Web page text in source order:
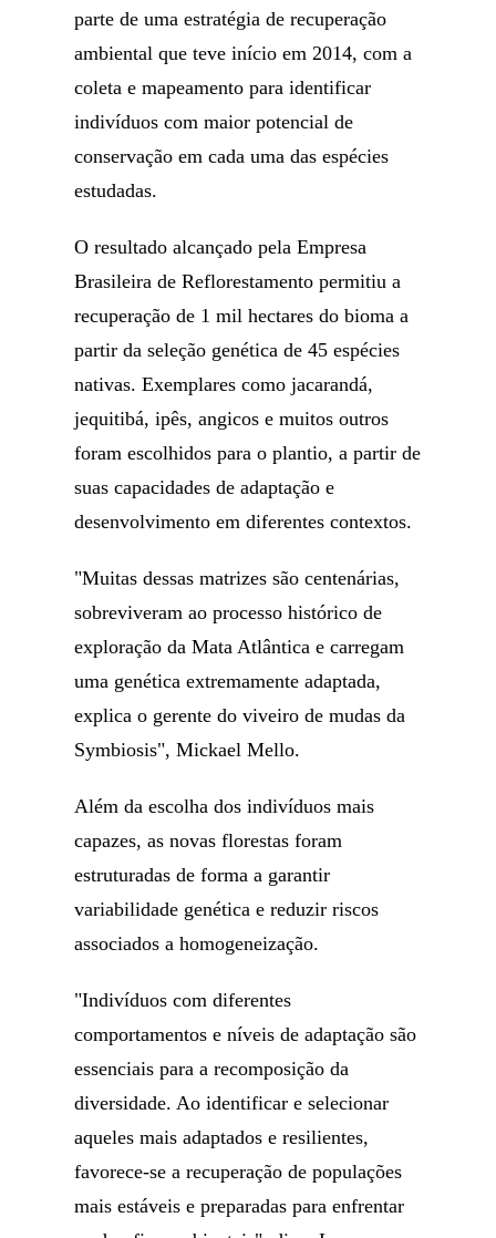
parte de uma estratégia de recuperação
ambiental que teve início em 2014, com a
coleta e mapeamento para identificar
indivíduos com maior potencial de
conservação em cada uma das espécies
estudadas.
O resultado alcançado pela Empresa
Brasileira de Reflorestamento permitiu a
recuperação de 1 mil hectares do bioma a
partir da seleção genética de 45 espécies
nativas. Exemplares como jacarandá,
jequitibá, ipês, angicos e muitos outros
foram escolhidos para o plantio, a partir de
suas capacidades de adaptação e
desenvolvimento em diferentes contextos.
"Muitas dessas matrizes são centenárias,
sobreviveram ao processo histórico de
exploração da Mata Atlântica e carregam
uma genética extremamente adaptada,
explica o gerente do viveiro de mudas da
Symbiosis", Mickael Mello.
Além da escolha dos indivíduos mais
capazes, as novas florestas foram
estruturadas de forma a garantir
variabilidade genética e reduzir riscos
associados a homogeneização.
"Indivíduos com diferentes
comportamentos e níveis de adaptação são
essenciais para a recomposição da
diversidade. Ao identificar e selecionar
aqueles mais adaptados e resilientes,
favorece-se a recuperação de populações
mais estáveis e preparadas para enfrentar